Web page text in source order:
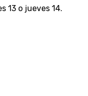
13 o jueves 14.